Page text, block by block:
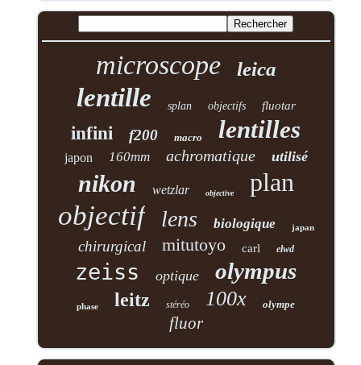
microscope leica
lentille splan objectifs fluotar
infini f200 macro lentilles
japon 160mm achromatique utilisé
nikon wetzlar objective plan
objectif lens biologique japan
chirurgical mitutoyo carl elwd
zeiss optique olympus
phase leitz stéréo 100x olympe
fluor